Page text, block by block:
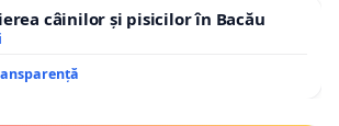
câinilor și pisicilor în Bacău